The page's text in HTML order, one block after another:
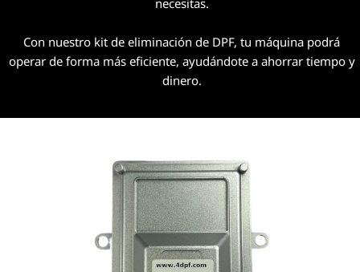
necesitas.
Con nuestro kit de eliminación de DPF, tu máquina podrá
operar de forma más eficiente, ayudándote a ahorrar tiempo y
dinero.